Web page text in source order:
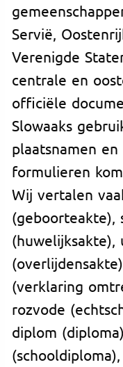
Servië,
Verenigde
centrale en
officiële
Slowaaks
plaatsnamen en
formulieren
Wij vertalen
(geboorteakte),
(huwelijksakte),
(verklaring
rozvode
diplom